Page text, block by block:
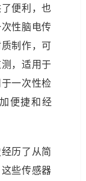
便利，也
性脑电传
制作，可
，适用于
一次性检
便捷和经
历了从简
些传感器